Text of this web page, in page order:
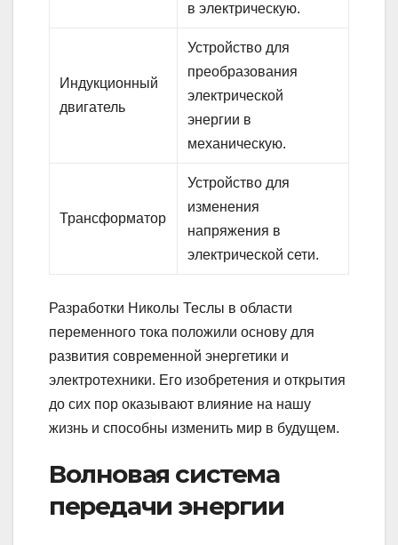
в электрическую.
Индукционный
двигатель
Устройство для
преобразования
электрической
энергии в
механическую.
Трансформатор
Устройство для
изменения
напряжения в
электрической сети.
Разработки Николы Теслы в области
переменного тока положили основу для
развития современной энергетики и
электротехники. Его изобретения и открытия
до сих пор оказывают влияние на нашу
жизнь и способны изменить мир в будущем.
Волновая система
передачи энергии